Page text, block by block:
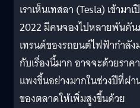
เราเห็นเทสลา (Tesla) เข้าม
2022 มีคนจองไปหลายพันคัน
เทรนด์ของรถยนต์ไฟฟ้ากำลั
กับเรื่องนี้มาก อาจจะด้วยรา
แพงขึ้นอย่างมากในช่วงปีที่ผ่
ของตลาดให้เพิ่มสูงขึ้นด้วย